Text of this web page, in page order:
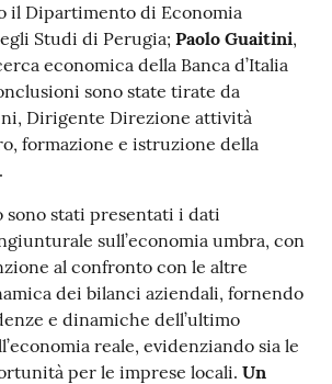
il Dipartimento di Economia
Studi di Perugia; Paolo Guaitini,
economica della Banca d’Italia
sono state tirate da
Dirigente Direzione attività
formazione e istruzione della
sono stati presentati i dati
sull’economia umbra, con
al confronto con le altre
dei bilanci aziendali, fornendo
e dinamiche dell’ultimo
reale, evidenziando sia le
per le imprese locali. Un